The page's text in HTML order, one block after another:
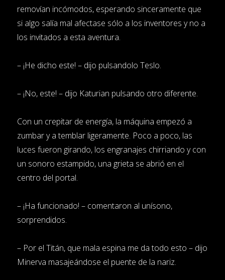
removían incómodos, esperando sinceramente que
si algo salía mal afectase sólo a los inventores y no a
los invitados a esta aventura.
– ¡He dicho este! – dijo pulsandolo Teslo.
– ¡No, este! – dijo Katurian pulsando otro diferente.
Con un crepitar de energía, la máquina empezó a
zumbar y a temblar ligeramente. Poco a poco, las
luces fueron girando, los engranajes chirriando y con
un sonoro estampido, una grieta se abrió en el
centro del portal.
– ¡Ha funcionado! – comentaron al unísono,
sorprendidos.
– Por el Titán, que mala espina me da todo esto – dijo
Minerva masajeándose el puente de la nariz.